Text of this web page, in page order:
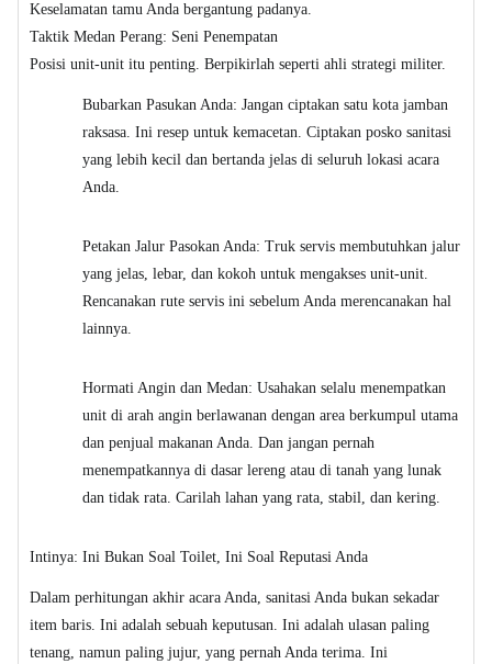
Keselamatan tamu Anda bergantung padanya.
Taktik Medan Perang: Seni Penempatan
Posisi unit-unit itu penting. Berpikirlah seperti ahli strategi militer.
Bubarkan Pasukan Anda: Jangan ciptakan satu kota jamban
raksasa. Ini resep untuk kemacetan. Ciptakan posko sanitasi
yang lebih kecil dan bertanda jelas di seluruh lokasi acara
Anda.
Petakan Jalur Pasokan Anda: Truk servis membutuhkan jalur
yang jelas, lebar, dan kokoh untuk mengakses unit-unit.
Rencanakan rute servis ini sebelum Anda merencanakan hal
lainnya.
Hormati Angin dan Medan: Usahakan selalu menempatkan
unit di arah angin berlawanan dengan area berkumpul utama
dan penjual makanan Anda. Dan jangan pernah
menempatkannya di dasar lereng atau di tanah yang lunak
dan tidak rata. Carilah lahan yang rata, stabil, dan kering.
Intinya: Ini Bukan Soal Toilet, Ini Soal Reputasi Anda
Dalam perhitungan akhir acara Anda, sanitasi Anda bukan sekadar
item baris. Ini adalah sebuah keputusan. Ini adalah ulasan paling
tenang, namun paling jujur, yang pernah Anda terima. Ini